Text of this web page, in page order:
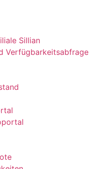
Sillian
Verfügbarkeitsabfrage